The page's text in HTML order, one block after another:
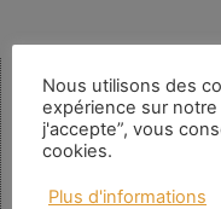
Rechercher
Nous utilisons des
expérience sur notre
j'accepte”, vous
cookies.
Plus d'informations